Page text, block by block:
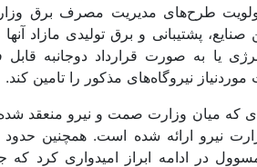
طرح‌‌‌های مدیریت مصرف برق
پشتیبانی و برق تولیدی مازاد آنها
یا به صورت قرارداد دوجانبه
نیروگاه‌‌‌های مذکور را تامین کند.
که میان وزارت صمت و نیرو منعقد
در ادامه ابراز امیدواری کرد که